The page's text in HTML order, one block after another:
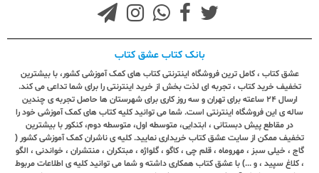
بانک کتاب عشق کتاب
عشق کتاب ، کامل ترین فروشگاه اینترنتی کتاب های کمک آموزشی کشور، با بیشترین
تخفیف خرید کتاب ، تجربه ای لذت بخش از خرید اینترنتی را برای شما تداعی می کند.
ارسال ٢٤ ساعته برای تهران و سه روز کاری برای شهرستان ها حاصل تجربه ی چندین
ساله ی این فروشگاه اینترنتی است. شما می توانید کلیه کتاب های کمک آموزشی خود را
در مقاطع پیش دبستانی ، ابتدایی، متوسطه اول، متوسطه دوم، کنکور با بیشترین
تخفیف ممکن از سایت عشق کتاب خریداری نمایید. کلیه ی ناشران کمک آموزشی کشور (
گاج ، خیلی سبز ، مهروماه ، قلم چی ، کاگو ، گلواژه ، مبتکران ، منتشران ، خواندنی ، الگو
، کلاغ سپید ، و ...) با عشق کتاب همکاری داشته و شما می توانید کلیه ی اطلاعات مربوط